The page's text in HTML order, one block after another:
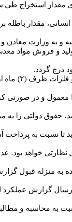
مقدار استخراج طی
مقدار باطله
و به وزارت معادن
و فروش مواد
درج گردد.
‌ماده ۳۶ـ وزارت
معمول و در صورتی
حقوق دولتی را
تا نسبت به پرداخت
نظارتی خواهد بود.
به منزله قبول
گزارش عملکرد
به محاسبه و